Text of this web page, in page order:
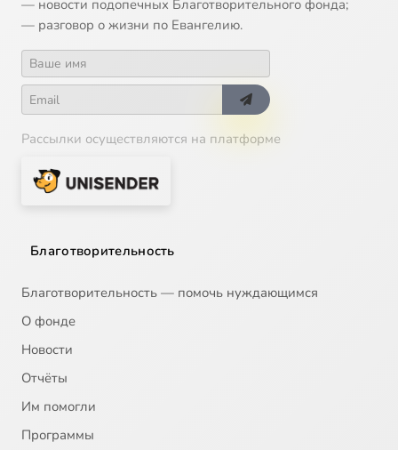
15 Фёдор Достоевский - Бесы
Константин Романов - Царь Иудейский
17 Антонис ван Дейк - Неверие Фомы
18 Генрих Семирадский - Марфа и Мария
21
22
— новости подопечных Благотворительного фонда;
— разговор о жизни по Евангелию.
Рассылки осуществляются на платформе
Благотворительность
Благотворительность — помочь нуждающимся
О фонде
Новости
Отчёты
Им помогли
Программы